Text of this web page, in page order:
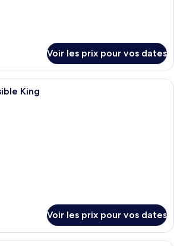
Voir les prix pour vos dates
Une chambre d’hôtel moderne
King
Voir les prix pour vos dates